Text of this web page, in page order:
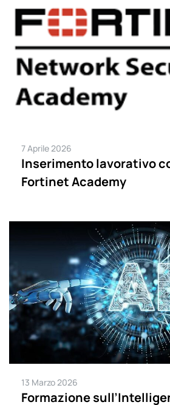
7 Aprile 2026
Inserimento lavorativo
Fortinet Academy
13 Marzo 2026
Formazione